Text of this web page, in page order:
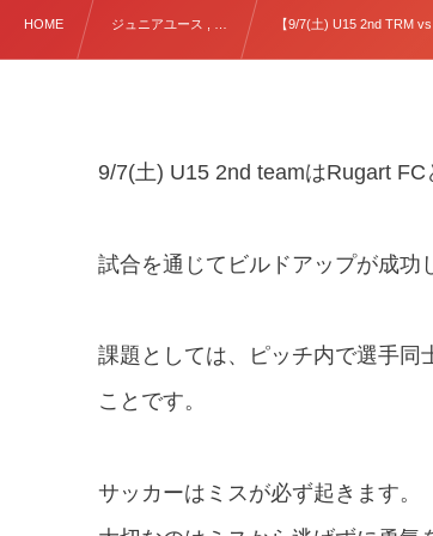
HOME ジュニアユース , … 【9/7(土) U15 2nd TRM vs
9/7(土) U15 2nd teamはRugart FC
試合を通じてビルドアップが成功
課題としては、ピッチ内で選手同
ことです。
サッカーはミスが必ず起きます。